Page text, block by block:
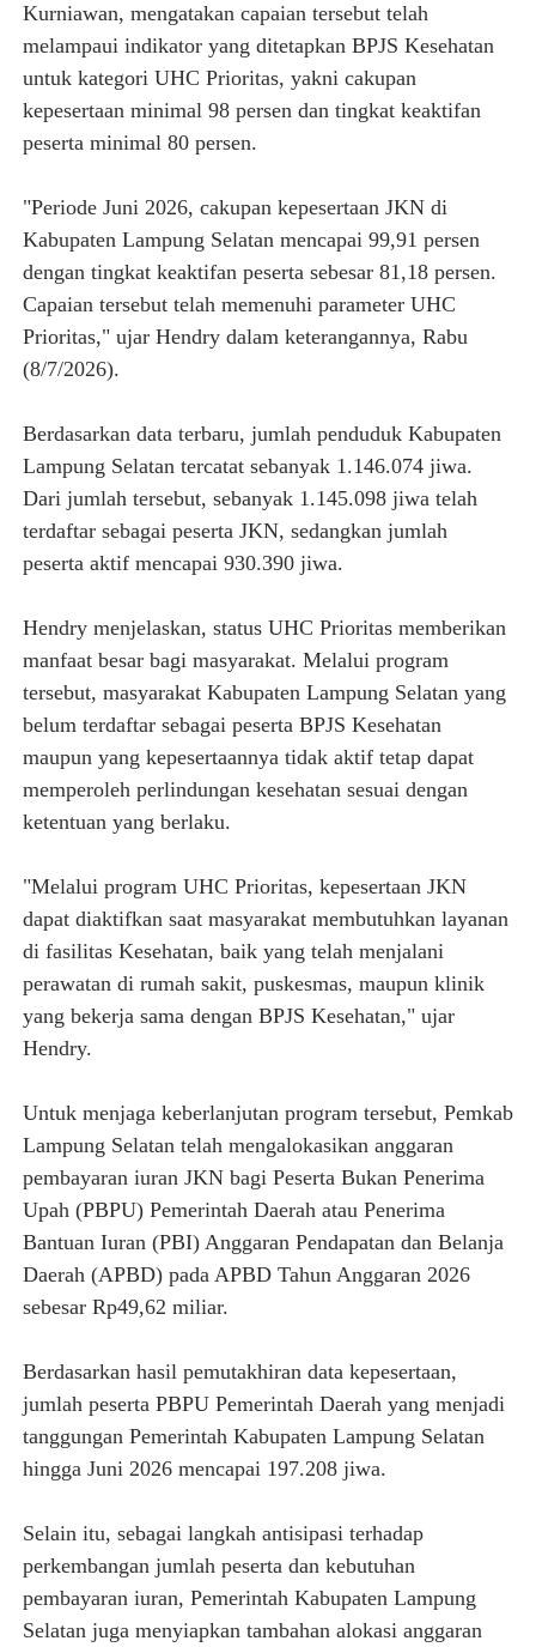
Kurniawan, mengatakan capaian tersebut telah
melampaui indikator yang ditetapkan BPJS Kesehatan
untuk kategori UHC Prioritas, yakni cakupan
kepesertaan minimal 98 persen dan tingkat keaktifan
peserta minimal 80 persen.
"Periode Juni 2026, cakupan kepesertaan JKN di
Kabupaten Lampung Selatan mencapai 99,91 persen
dengan tingkat keaktifan peserta sebesar 81,18 persen.
Capaian tersebut telah memenuhi parameter UHC
Prioritas," ujar Hendry dalam keterangannya, Rabu
(8/7/2026).
Berdasarkan data terbaru, jumlah penduduk Kabupaten
Lampung Selatan tercatat sebanyak 1.146.074 jiwa.
Dari jumlah tersebut, sebanyak 1.145.098 jiwa telah
terdaftar sebagai peserta JKN, sedangkan jumlah
peserta aktif mencapai 930.390 jiwa.
Hendry menjelaskan, status UHC Prioritas memberikan
manfaat besar bagi masyarakat. Melalui program
tersebut, masyarakat Kabupaten Lampung Selatan yang
belum terdaftar sebagai peserta BPJS Kesehatan
maupun yang kepesertaannya tidak aktif tetap dapat
memperoleh perlindungan kesehatan sesuai dengan
ketentuan yang berlaku.
"Melalui program UHC Prioritas, kepesertaan JKN
dapat diaktifkan saat masyarakat membutuhkan layanan
di fasilitas Kesehatan, baik yang telah menjalani
perawatan di rumah sakit, puskesmas, maupun klinik
yang bekerja sama dengan BPJS Kesehatan," ujar
Hendry.
Untuk menjaga keberlanjutan program tersebut, Pemkab
Lampung Selatan telah mengalokasikan anggaran
pembayaran iuran JKN bagi Peserta Bukan Penerima
Upah (PBPU) Pemerintah Daerah atau Penerima
Bantuan Iuran (PBI) Anggaran Pendapatan dan Belanja
Daerah (APBD) pada APBD Tahun Anggaran 2026
sebesar Rp49,62 miliar.
Berdasarkan hasil pemutakhiran data kepesertaan,
jumlah peserta PBPU Pemerintah Daerah yang menjadi
tanggungan Pemerintah Kabupaten Lampung Selatan
hingga Juni 2026 mencapai 197.208 jiwa.
Selain itu, sebagai langkah antisipasi terhadap
perkembangan jumlah peserta dan kebutuhan
pembayaran iuran, Pemerintah Kabupaten Lampung
Selatan juga menyiapkan tambahan alokasi anggaran